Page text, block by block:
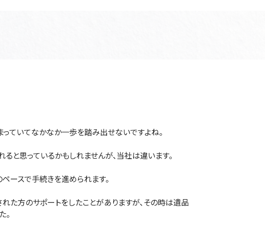
ていてなかなか一歩を踏み出せないですよね。
と思っているかもしれませんが、当社は違います。
ースで手続きを進められます。
た方のサポートをしたことがありますが、その時は遺品